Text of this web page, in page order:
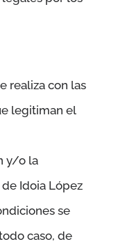
realiza con las
legitiman el
y/o la
de Idoia López
se
caso, de